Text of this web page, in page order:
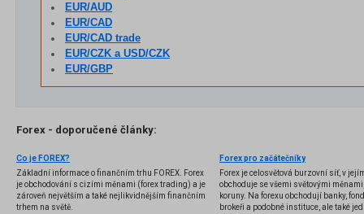
EUR/AUD
EUR/CAD
EUR/CAD trade
EUR/CZK a USD/CZK
EUR/GBP
Forex - doporučené články:
Co je FOREX?
Základní informace o finančním trhu FOREX. Forex
je obchodování s cizími měnami (forex trading) a je
zároveň největším a také nejlikvidnějším finančním
trhem na světě.
Forex pro začátečníky
Forex je celosvětová burzovní síť, v
obchoduje se všemi světovými
koruny. Na forexu obchodují banky,
brokeři a podobné instituce, ale také